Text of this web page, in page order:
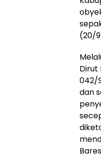
(20/
Dirut
042/
dan